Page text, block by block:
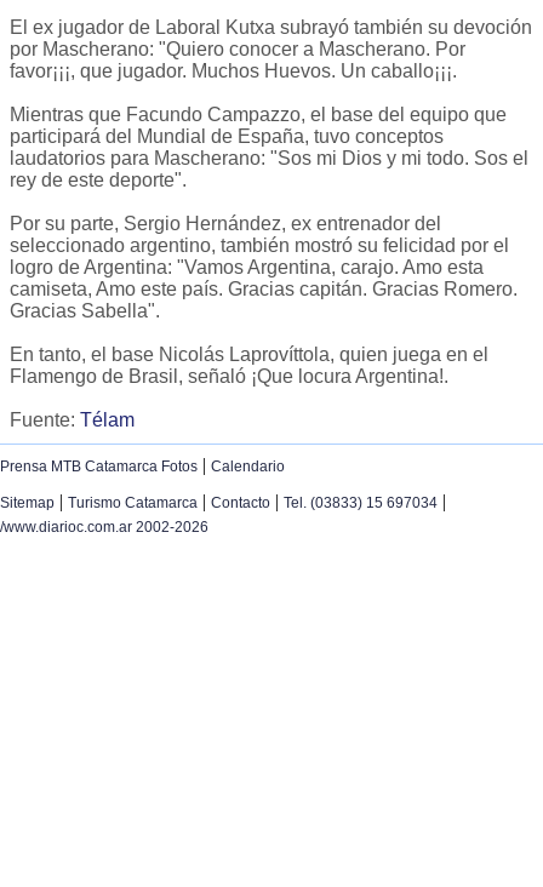
El ex jugador de Laboral Kutxa subrayó también su devoción
por Mascherano: "Quiero conocer a Mascherano. Por
favor¡¡¡, que jugador. Muchos Huevos. Un caballo¡¡¡.
Mientras que Facundo Campazzo, el base del equipo que
participará del Mundial de España, tuvo conceptos
laudatorios para Mascherano: "Sos mi Dios y mi todo. Sos el
rey de este deporte".
Por su parte, Sergio Hernández, ex entrenador del
seleccionado argentino, también mostró su felicidad por el
logro de Argentina: "Vamos Argentina, carajo. Amo esta
camiseta, Amo este país. Gracias capitán. Gracias Romero.
Gracias Sabella".
En tanto, el base Nicolás Laprovíttola, quien juega en el
Flamengo de Brasil, señaló ¡Que locura Argentina!.
Fuente: Télam
Prensa MTB Catamarca Fotos | Calendario
Sitemap | Turismo Catamarca | Contacto | Tel. (03833) 15 697034 |
/www.diarioc.com.ar 2002-2026